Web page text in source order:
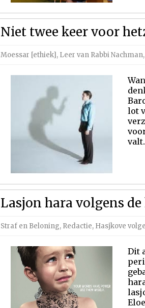
Niet twee keer voor
Moessar [ethiek], Leer van Rabbi Nachman,
lot
Lasjon hara volgens
Straf en Beloning, Redactie, Hasjkove
Dit